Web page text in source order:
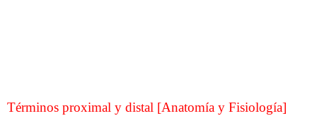
Términos proximal y distal [Anatomía y Fisiología]